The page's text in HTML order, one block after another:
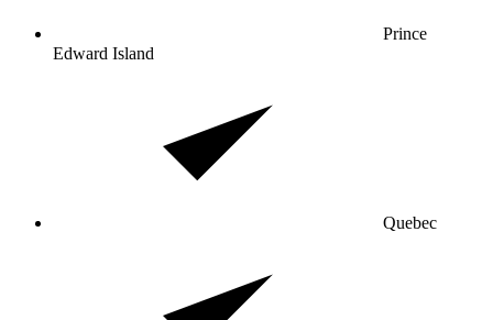
Prince
Edward Island
Quebec